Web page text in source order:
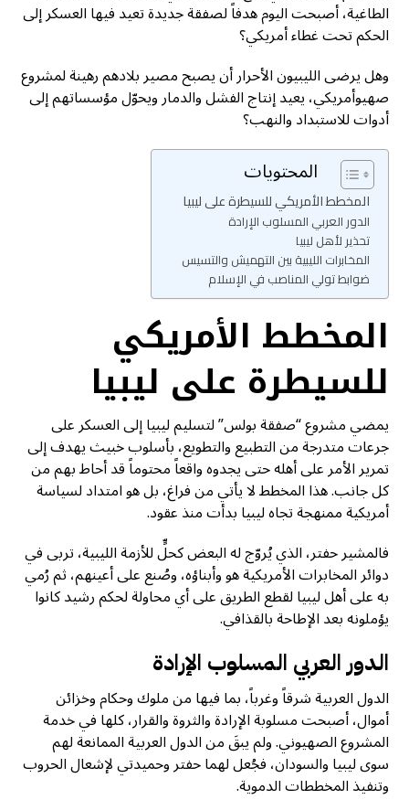
الطاغية، أصبحت اليوم هدفاً لصفقة جديدة تعيد فيها العسكر إلى
الحكم تحت غطاء أمريكي؟
وهل يرضى الليبيون الأحرار أن يصبح مصير بلادهم رهينة لمشروع
صهيوأمريكي، يعيد إنتاج الفشل والدمار ويحوّل مؤسساتهم إلى
أدوات للاستبداد والنهب؟
المحتويات
المخطط الأمريكي للسيطرة على ليبيا
الدور العربي المسلوب الإرادة
تحذير لأهل ليبيا
المخابرات الليبية بين التهميش والتسيس
ضوابط تولي المناصب في الإسلام
المخطط الأمريكي
للسيطرة على ليبيا
يمضي مشروع “صفقة بولس” لتسليم ليبيا إلى العسكر على
جرعات متدرجة من التطبيع والتطويع، بأسلوب خبيث يهدف إلى
تمرير الأمر على أهله حتى يجدوه واقعاً محتوماً قد أحاط بهم من
كل جانب. هذا المخطط لا يأتي من فراغ، بل هو امتداد لسياسة
أمريكية ممنهجة تجاه ليبيا بدأت منذ عقود.
فالمشير حفتر، الذي يُروّج له البعض كحلٍّ للأزمة الليبية، تربى في
دوائر المخابرات الأمريكية هو وأبناؤه، وصُنع على أعينهم، ثم رُمي
به على أهل ليبيا لقطع الطريق على أي محاولة لحكم رشيد كانوا
يؤملونه بعد الإطاحة بالقذافي.
الدور العربي المسلوب الإرادة
الدول العربية شرقاً وغرباً، بما فيها من ملوك وحكام وخزائن
أموال، أصبحت مسلوبة الإرادة والثروة والقرار، كلها في خدمة
المشروع الصهيوني. ولم يبقَ من الدول العربية الممانعة لهم
سوى ليبيا والسودان، فجُعل لهما حفتر وحميدتي لإشعال الحروب
وتنفيذ المخططات الدموية.